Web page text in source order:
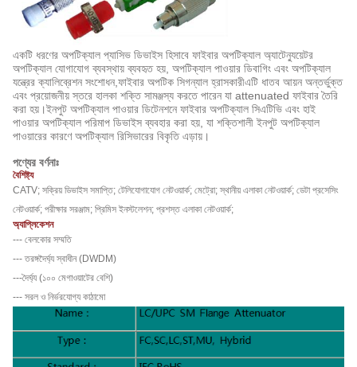
একটি ধরণের অপটিক্যাল প্যাসিভ ডিভাইস হিসাবে ফাইবার অপটিক্যাল অ্যাটেন্যুয়েটর
অপটিক্যাল যোগাযোগ ব্যবস্থায় ব্যবহৃত হয়, অপটিক্যাল পাওয়ার ডিবাগিং এবং অপটিক্যাল
যন্ত্রের ক্যালিব্রেশন সংশোধন,ফাইবার অপটিক সিগন্যাল হ্রাসকারীএটি ধাতব আয়ন অন্তর্ভুক্ত
এবং প্রয়োজনীয় স্তরে হালকা শক্তি সামঞ্জস্য করতে পারেন যা attenuated ফাইবার তৈরি
করা হয়।ইনপুট অপটিক্যাল পাওয়ার ডিটেনশনে ফাইবার অপটিক্যাল সিএটিভি এবং হাই
পাওয়ার অপটিক্যাল পরিমাপ ডিভাইস ব্যবহার করা হয়, যা শক্তিশালী ইনপুট অপটিক্যাল
পাওয়ারের কারণে অপটিক্যাল রিসিভারের বিকৃতি এড়ায়।
পণ্যের বর্ণনাঃ
বৈশিষ্ট্য
CATV; সক্রিয় ডিভাইস সমাপ্তি; টেলিযোগাযোগ নেটওয়ার্ক; মেট্রো; স্থানীয় এলাকা নেটওয়ার্ক; ডেটা প্রসেসিং
নেটওয়ার্ক; পরীক্ষার সরঞ্জাম; প্রিমিস ইনস্টলেশন; প্রশস্ত এলাকা নেটওয়ার্ক;
অ্যাপ্লিকেশন
--- বেলকোর সম্মতি
--- তরঙ্গদৈর্ঘ্য স্বাধীন (DWDM)
---দৈর্ঘ্য (১০০ মেগাওয়াটের বেশি)
--- সরল ও নির্ভরযোগ্য কাঠামো